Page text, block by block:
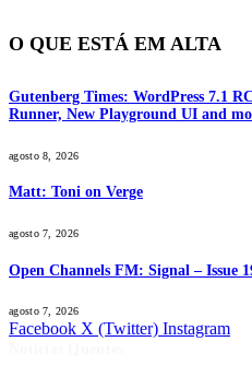
O QUE ESTÁ EM ALTA
Gutenberg Times: WordPress 7.1
Runner, New Playground UI and
agosto 8, 2026
Matt: Toni on Verge
agosto 7, 2026
Open Channels FM: Signal – Issue
agosto 7, 2026
Facebook X (Twitter) Instagram